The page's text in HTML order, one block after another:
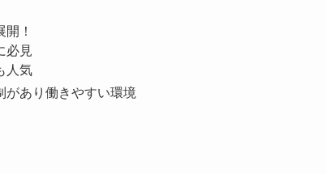
！
必見
人気
があり働きやすい環境